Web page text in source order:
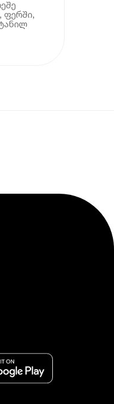
ფერში,